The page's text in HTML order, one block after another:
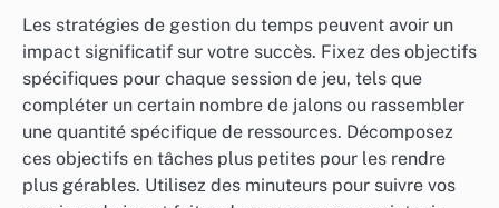
Les stratégies de gestion du temps peuvent avoir un
impact significatif sur votre succès. Fixez des objectifs
spécifiques pour chaque session de jeu, tels que
compléter un certain nombre de jalons ou rassembler
une quantité spécifique de ressources. Décomposez
ces objectifs en tâches plus petites pour les rendre
plus gérables. Utilisez des minuteurs pour suivre vos